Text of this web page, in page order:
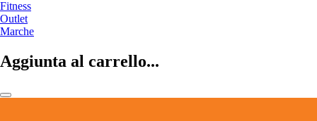
Fitness
Outlet
Marche
Aggiunta al carrello...